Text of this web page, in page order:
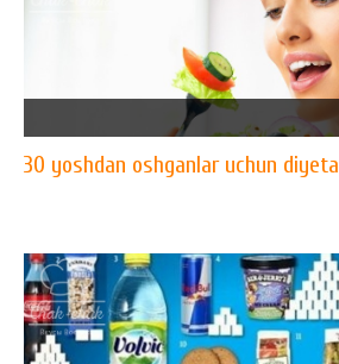
30 yoshdan oshganlar uchun diyeta